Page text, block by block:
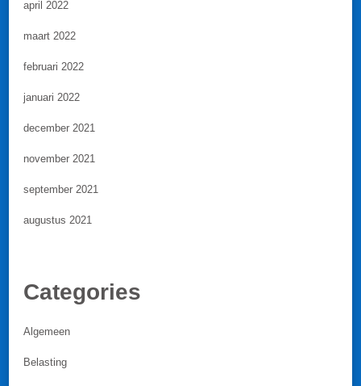
april 2022
maart 2022
februari 2022
januari 2022
december 2021
november 2021
september 2021
augustus 2021
Categories
Algemeen
Belasting